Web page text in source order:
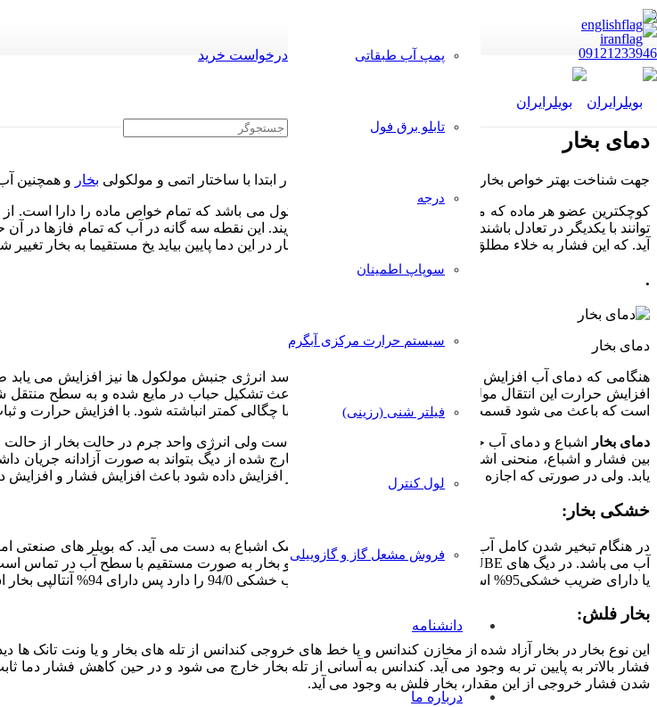
09121233946 پمپ آب طبقاتی
تابلو برق فول
درجه
سوپاپ اطمینان
سیستم حرارت مرکزی آبگرم
فیلتر شنی (رزینی)
لول کنترل
فروش مشعل گاز و گازوییلی
دانشنامه
درباره ما
درخواست خرید
دمای بخار
جهت شناخت بهتر خواص بخار و همچنین بهتر است در ابتدا با ساختار اتمی و مولکولی بخار و همچنین
کوچکترین عضو هر ماده که ماده از آن تشکیل شده است مولکول می باشد که تمام خواص ماده را دارا است.
آید. که این فشار به خلاء مطلق نزدیک است و در هنگامی که فشار در این دما پایین بیاید یخ مستقیما به بخار
.
دمای بخار
هنگامی که دمای آب افزایش پیدا می کند و به دمای جوش میرسد انرژی جنبش مولکول ها نیز افزایش می
افزایش حرارت این انتقال مولکول ها نیز افزایش می یابد که باعث تشکیل حباب در مایع شده و به سطح
است که باعث می شود قسمت بالای مایع سریعا از مولکولهای با چگالی کمتر انباشته شود. با افزایش حرارت و
دمای بخار
بین فشار و اشباع، منحنی اشباع بخار گویند. هنگامی که بخار خارج شده از دیگ بتواند به صورت آزادانه
یابد. ولی در صورتی که اجازه خروج بخار داده نشود و حرارت نیز افزایش داده شود باعث افزایش فشار و
خشکی بخار:
در هنگام تبخیر شدن کامل آب در یک فشار ثابت، بخار کاملا خشک اشباع به دست می آید. که بویلر های صنعتی
یا دارای ضریب خشکی95% است. بخار در فشار BARG 6 ضریب خشکی 94/0 را دارد پس دارای 94% آنتالپی بخار اشباع در فشار BARG 6 می باشد.
بخار فلش:
این نوع بخار در بخار آزاد شده از مخازن کندانس و یا خط های خروجی کندانس از تله های بخار و یا ونت تانک
شدن فشار خروجی از این مقدار، بخار فلش به وجود می آید.